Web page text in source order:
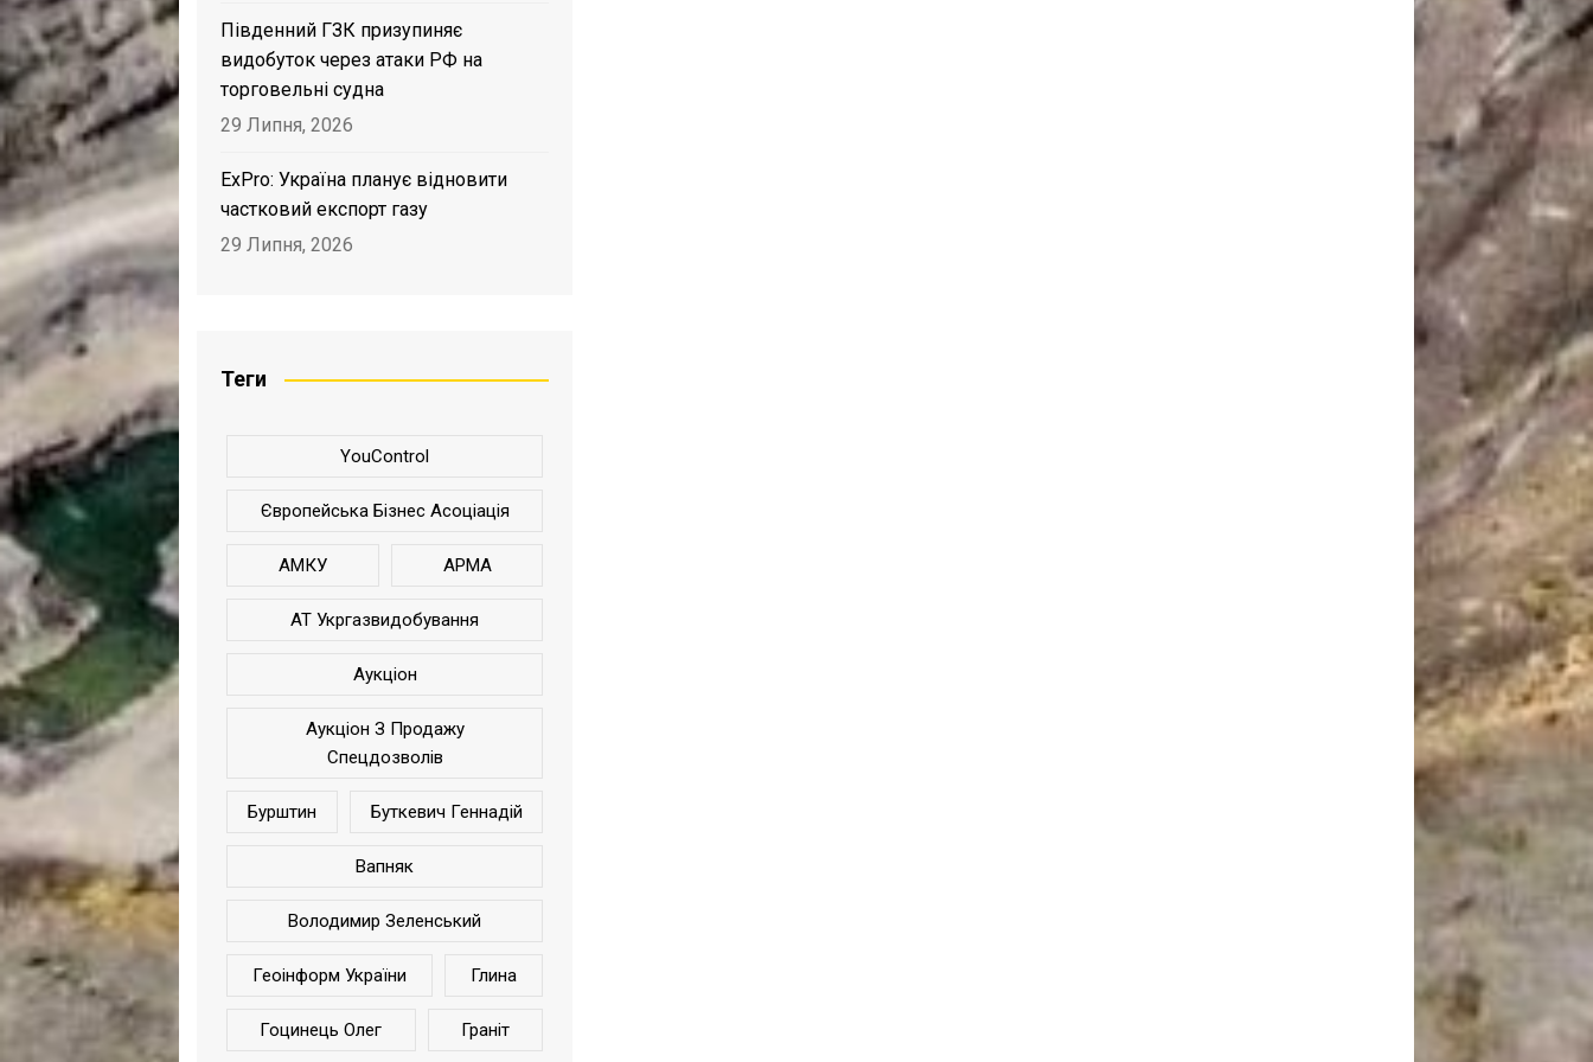
Південний ГЗК призупиняє
видобуток через атаки РФ на
торговельні судна
29 Липня, 2026
ExPro: Україна планує відновити
частковий експорт газу
29 Липня, 2026
Теги
YouControl
Європейська Бізнес Асоціація
АМКУ АРМА
АТ Укргазвидобування
Аукціон
Аукціон З Продажу
Спецдозволів
Бурштин Буткевич Геннадій
Вапняк
Володимир Зеленський
Геоінформ України Глина
Гоцинець Олег Граніт